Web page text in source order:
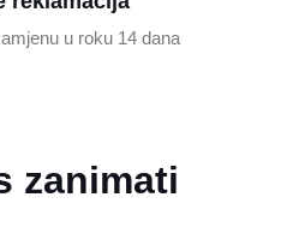
u roku 14 dana
zanimati